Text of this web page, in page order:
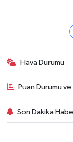
Hava Durumu
Puan Durumu
Son Dakika